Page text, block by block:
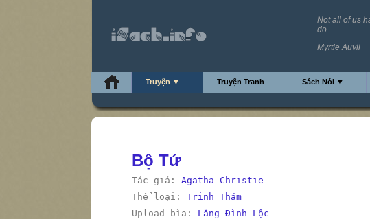
Not all of us
do.
Myrtle Auvil
Truyện ▼ Truyện Tranh Sách Nói ▼
Bộ Tứ
Tác giả: Agatha Christie
Thể loại: Trinh Thám
Upload bìa: Lăng Đình Lộc